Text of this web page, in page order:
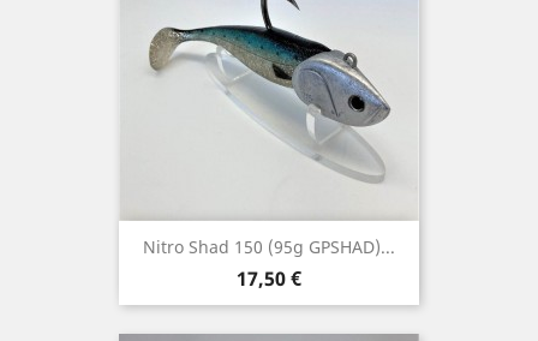
Nitro Shad 150 (95g GPSHAD)...
Prix
17,50 €